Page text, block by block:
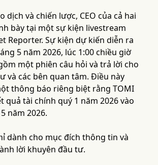
dịch và chiến lược, CEO của cả hai
bày tại một sự kiện livestream
Reporter. Sự kiện dự kiến ​​diễn ra
5 năm 2026, lúc 1:00 chiều giờ
một phiên câu hỏi và trả lời cho
và các bên quan tâm. Điều này
thông báo riêng biệt rằng TOMI
quả tài chính quý 1 năm 2026 vào
năm 2026.
dành cho mục đích thông tin và
lời khuyên đầu tư.